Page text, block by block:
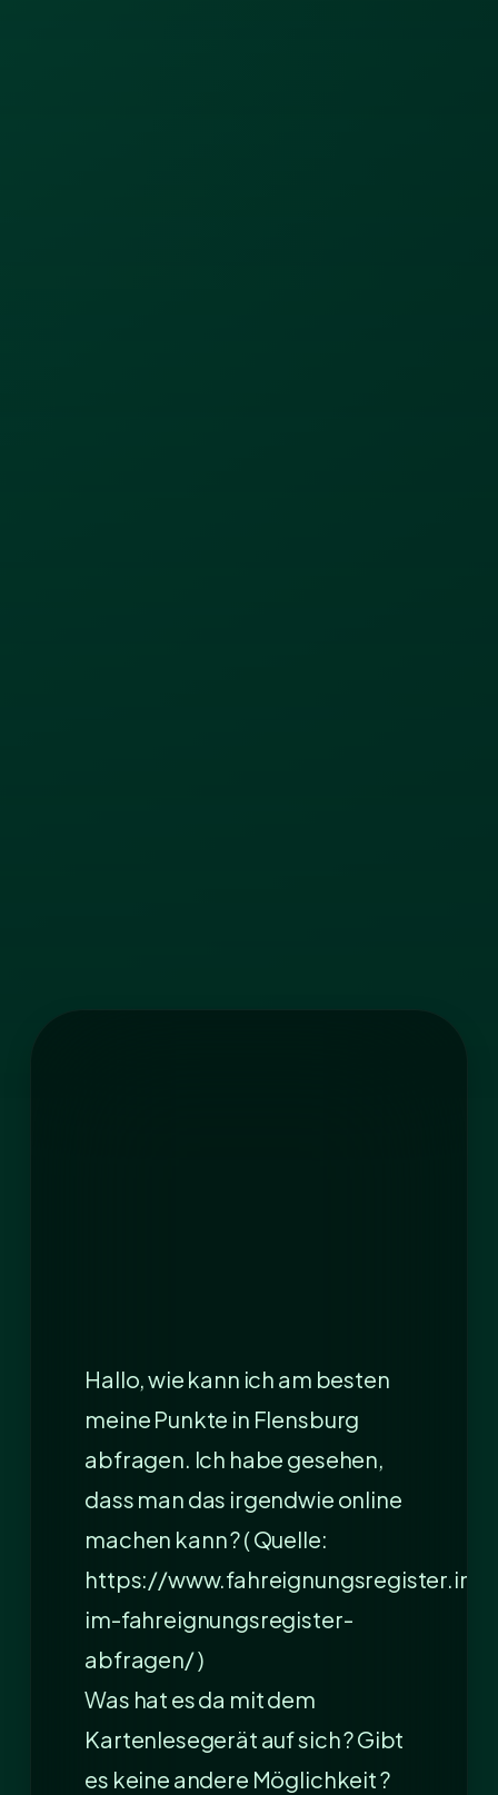
Hallo, wie kann ich am besten
meine Punkte in Flensburg
abfragen. Ich habe gesehen,
dass man das irgendwie online
machen kann ? ( Quelle:
https://
im-fahreignungsregister-
abfragen/ )
Was hat es da mit dem
Kartenlesegerät auf sich ? Gibt
es keine andere Möglichkeit ?